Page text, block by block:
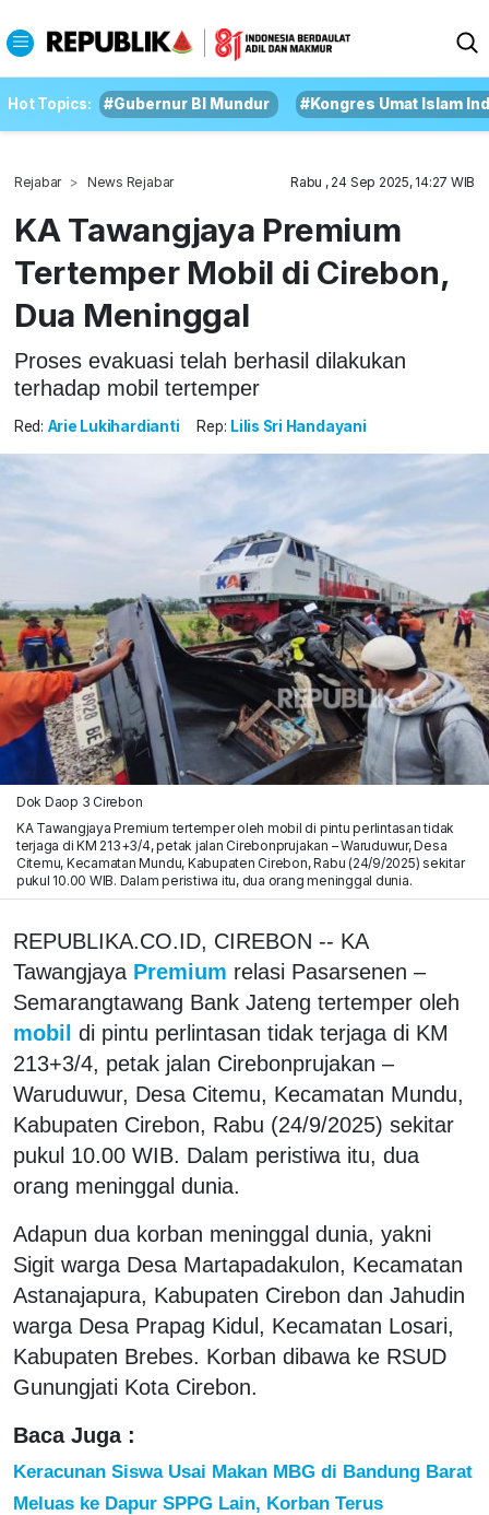
Hot Topics: #Gubernur BI Mundur #Kongres Umat Islam
Rejabar News Rejabar Rabu , 24 Sep 2025, 14:27 WIB
KA Tawangjaya Premium
Tertemper Mobil di Cirebon,
Dua Meninggal
Proses evakuasi telah berhasil dilakukan
terhadap mobil tertemper
Red: Arie Lukihardianti Rep: Lilis Sri Handayani
Dok Daop 3 Cirebon
KA Tawangjaya Premium tertemper oleh mobil di pintu perlintasan tidak
terjaga di KM 213+3/4, petak jalan Cirebonprujakan – Waruduwur, Desa
Citemu, Kecamatan Mundu, Kabupaten Cirebon, Rabu (24/9/2025) sekitar
pukul 10.00 WIB. Dalam peristiwa itu, dua orang meninggal dunia.
REPUBLIKA.CO.ID, CIREBON -- KA
Tawangjaya Premium relasi Pasarsenen –
Semarangtawang Bank Jateng tertemper oleh
mobil di pintu perlintasan tidak terjaga di KM
213+3/4, petak jalan Cirebonprujakan –
Waruduwur, Desa Citemu, Kecamatan Mundu,
Kabupaten Cirebon, Rabu (24/9/2025) sekitar
pukul 10.00 WIB. Dalam peristiwa itu, dua
orang meninggal dunia.
Adapun dua korban meninggal dunia, yakni
Sigit warga Desa Martapadakulon, Kecamatan
Astanajapura, Kabupaten Cirebon dan Jahudin
warga Desa Prapag Kidul, Kecamatan Losari,
Kabupaten Brebes. Korban dibawa ke RSUD
Gunungjati Kota Cirebon.
Baca Juga :
Keracunan Siswa Usai Makan MBG di Bandung Barat
Meluas ke Dapur SPPG Lain, Korban Terus